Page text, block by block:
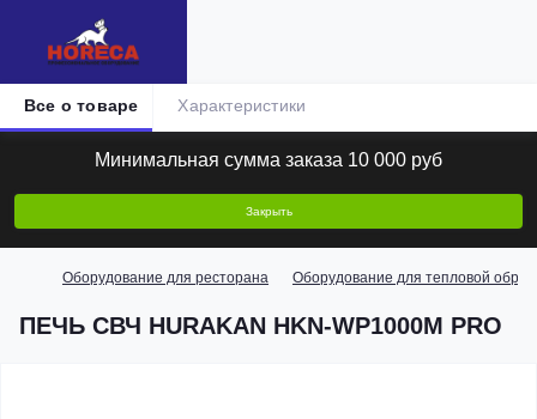
Минимальная сумма заказа 10 000 руб
Закрыть
Оборудование для ресторана Оборудование для тепловой
ПЕЧЬ СВЧ HURAKAN HKN-WP1000M PRO
Все о товаре Характеристики